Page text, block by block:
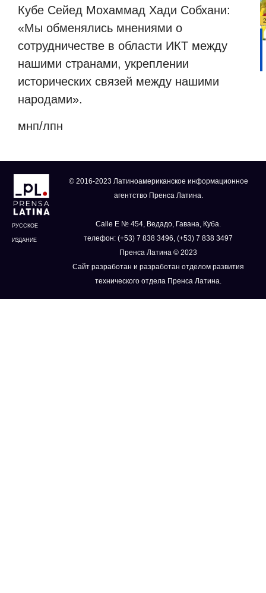
Кубе Сейед Мохаммад Хади Собхани:
«Мы обменялись мнениями о
сотрудничестве в области ИКТ между
нашими странами, укреплении
исторических связей между нашими
народами».
мнп/лпн
РУССКОЕ
ИЗДАНИЕ
© 2016-2023 Латиноамериканское информационное
агентство Пренса Латина.
Calle E № 454, Ведадо, Гавана, Куба.
телефон: (+53) 7 838 3496, (+53) 7 838 3497
Пренса Латина © 2023
Сайт разработан и разработан отделом развития
технического отдела Пренса Латина.